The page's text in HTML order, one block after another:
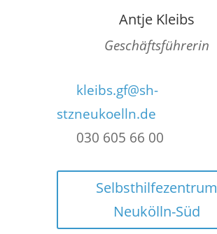
Antje Kleibs
Geschäftsführerin
kleibs.gf@sh-
stzneukoelln.de
030 605 66 00
Selbsthilfezentrum
Neukölln-Süd